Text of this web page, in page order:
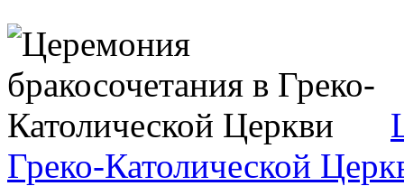
Греко-Католической